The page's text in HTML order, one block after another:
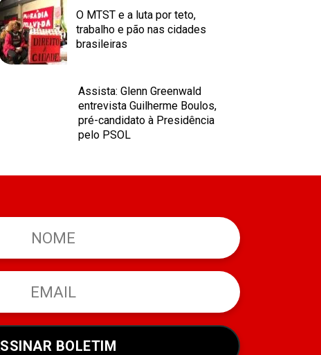
O MTST e a luta por teto,
trabalho e pão nas cidades
brasileiras
Assista: Glenn Greenwald
entrevista Guilherme Boulos,
pré-candidato à Presidência
pelo PSOL
BOLETIM